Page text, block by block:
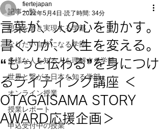
記事一覧
想いを磨き実現する学部
なりたい自分になる学部
多様な人を知る人を理解する学部
世界と繋がる日本を知る学部
オンライン授業
授業レポート
申込受付中の授業
言葉が、人の心を動かす。
書く力が、人生を変える。
“もっと伝わる”を身につけ
るライティング講座 ＜
OTAGAISAMA STORY
AWARD応援企画＞
fiertejapan
2022年5月4日 読了時間: 34分